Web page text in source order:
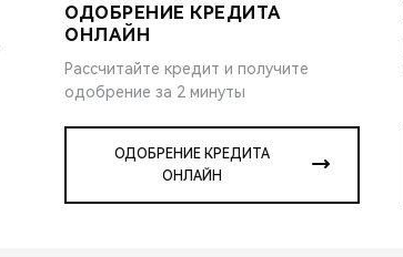
ОДОБРЕНИЕ КРЕДИТА
ОНЛАЙН
Рассчитайте кредит и получите
одобрение за 2 минуты
ОДОБРЕНИЕ КРЕДИТА
ОНЛАЙН